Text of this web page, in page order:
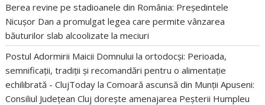
Berea revine pe stadioanele din România: Președintele
Nicușor Dan a promulgat legea care permite vânzarea
băuturilor slab alcoolizate la meciuri
Postul Adormirii Maicii Domnului la ortodocși: Perioada,
semnificații, tradiții și recomandări pentru o alimentație
echilibrată - ClujToday laComoară ascunsă din Munții Apuseni:
Consiliul Județean Cluj dorește amenajarea Peșterii Humpleu